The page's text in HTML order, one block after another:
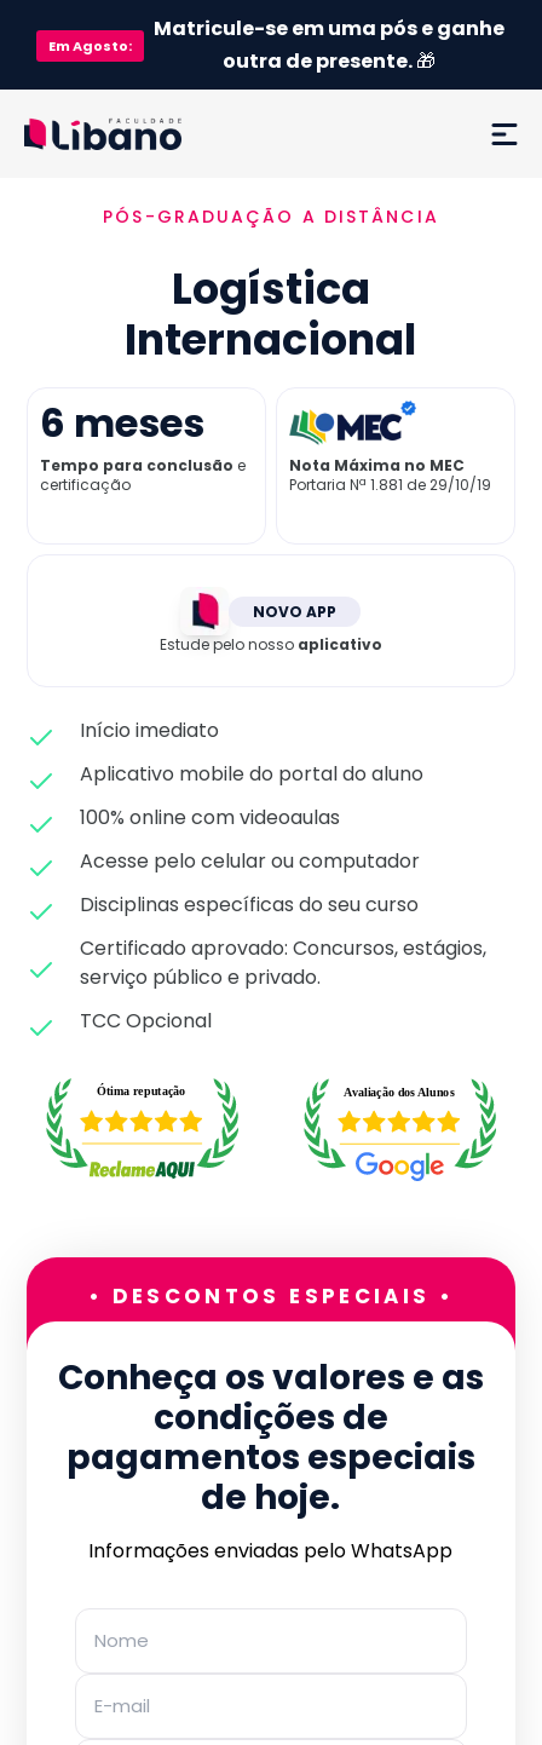
EmAgosto:
Matricule-se em uma pós e ganhe
outra de presente.🎁
Ementa
Credenciamento MEC
Preço
Já sou aluno
PÓS-GRADUAÇÃO A DISTÂNCIA
Logística
Internacional
6 meses
Tempo para conclusão e
certificação
Nota Máxima no MEC
Portaria Nª 1.881 de 29/10/19
NOVO APP
Estude pelo nosso aplicativo
Início imediato
Aplicativo mobile do portal do aluno
100% online com videoaulas
Acesse pelo celular ou computador
Disciplinas específicas do seu curso
Certificado aprovado: Concursos, estágios,
serviço público e privado.
TCC Opcional
• DESCONTOS ESPECIAIS •
Conheça os valores e as
condições de
pagamentos especiais
de hoje.
Informações enviadas pelo WhatsApp